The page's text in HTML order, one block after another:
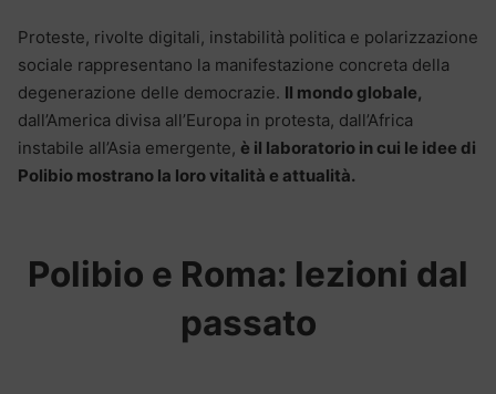
Proteste, rivolte digitali, instabilità politica e polarizzazione
sociale rappresentano la manifestazione concreta della
degenerazione delle democrazie. Il mondo globale,
dall’America divisa all’Europa in protesta, dall’Africa
instabile all’Asia emergente, è il laboratorio in cui le idee di
Polibio mostrano la loro vitalità e attualità.
Polibio e Roma: lezioni dal
passato